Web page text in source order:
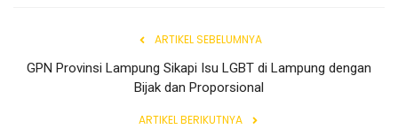
ARTIKEL SEBELUMNYA
GPN Provinsi Lampung Sikapi Isu LGBT di Lampung dengan
Bijak dan Proporsional
ARTIKEL BERIKUTNYA